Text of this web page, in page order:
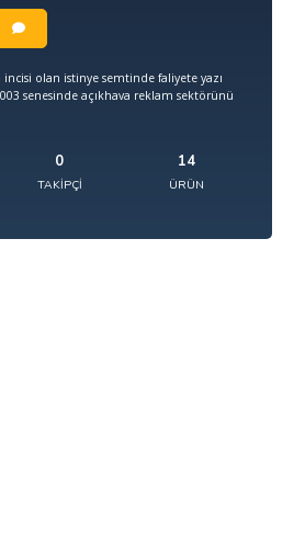
incisi olan istinye semtinde faliyete yazı
senesinde açıkhava reklam sektörünü
0
TAKIPÇI
14
ÜRÜN